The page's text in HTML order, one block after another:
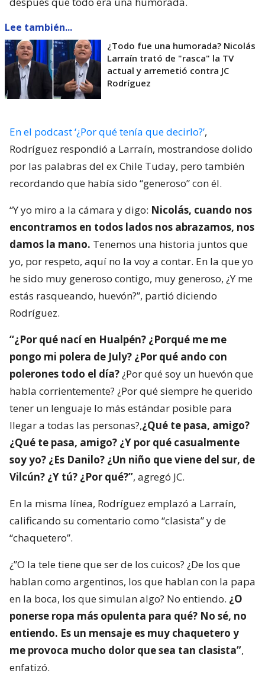
Lee también...
¿Todo fue una humorada? Nicolás
Larraín trató de "rasca" la TV
actual y arremetió contra JC
Rodríguez
En el podcast ‘¿Por qué tenía que decirlo?’,
Rodríguez respondió a Larraín, mostrandose dolido
por las palabras del ex Chile Tuday, pero también
recordando que había sido “generoso” con él.
“Y yo miro a la cámara y digo: Nicolás, cuando nos
encontramos en todos lados nos abrazamos, nos
damos la mano. Tenemos una historia juntos que
yo, por respeto, aquí no la voy a contar. En la que yo
he sido muy generoso contigo, muy generoso, ¿Y me
estás rasqueando, huevón?”, partió diciendo
Rodríguez.
“¿Por qué nací en Hualpén? ¿Porqué me me
pongo mi polera de July? ¿Por qué ando con
polerones todo el día?¿Por qué soy un huevón que
habla corrientemente? ¿Por qué siempre he querido
tener un lenguaje lo más estándar posible para
llegar a todas las personas?,¿Qué te pasa, amigo?
¿Qué te pasa, amigo? ¿Y por qué casualmente
soy yo? ¿Es Danilo? ¿Un niño que viene del sur, de
Vilcún? ¿Y tú? ¿Por qué?”, agregó JC.
En la misma línea, Rodríguez emplazó a Larraín,
calificando su comentario como “clasista” y de
“chaquetero”.
¿”O la tele tiene que ser de los cuicos? ¿De los que
hablan como argentinos, los que hablan con la papa
en la boca, los que simulan algo? No entiendo. ¿O
ponerse ropa más opulenta para qué? No sé, no
entiendo. Es un mensaje es muy chaquetero y
me provoca mucho dolor que sea tan clasista”,
enfatizó.